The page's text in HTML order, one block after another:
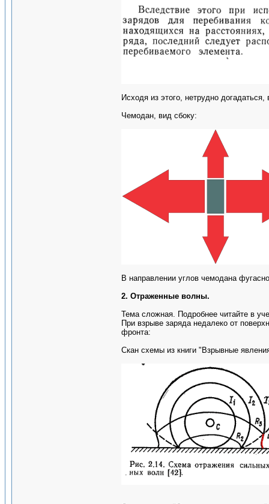
Исходя из этого, нетрудно
Чемодан, вид сбоку:
В направлении углов чемодана
2. Отраженные волны.
Тема сложная. Подробнее читайте в
При взрыве заряда недалеко от
фронта:
Скан схемы из книги "Взрывные